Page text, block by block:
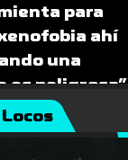
para
ahí
una
es peligrosa”